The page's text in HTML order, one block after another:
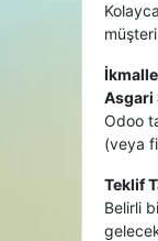
Asgari
Odoo
(veya
Teklif
Belirli